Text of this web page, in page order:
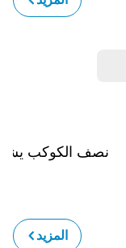
نصف الكوكب يشيخ
المزيد